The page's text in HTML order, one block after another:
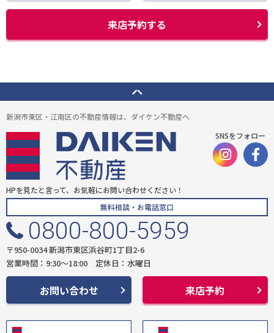
来店予約する
新潟市東区・江南区の不動産情報は、ダイケン不動産へ
SNSをフォロー
HPを見たと言って、お気軽にお問い合わせください！
無料相談・お電話窓口
0800-800-5959
〒950-0034 新潟市東区浜谷町1丁目2-6
営業時間：9:30〜18:00 定休日：水曜日
お問い合わせ 来店予約